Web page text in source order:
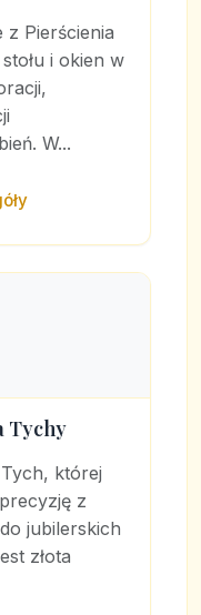
z Pierścienia
i okien w
W...
Tychy
której
z
jubilerskich
złota